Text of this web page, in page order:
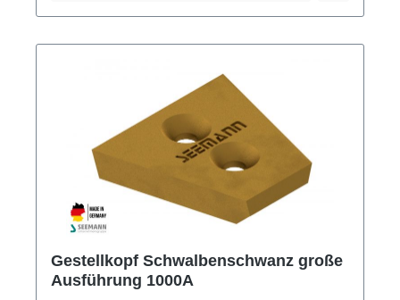
Gestellkopf Schwalbenschwanz große
Ausführung 1000A